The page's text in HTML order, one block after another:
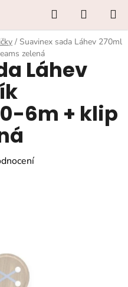
Hledat
KOŠÍK
/ Suavinex sada Láhev 270ml
zelená
Láhev
6m + klip